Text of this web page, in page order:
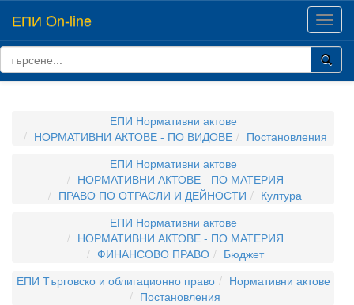
ЕПИ On-line
ЕПИ Нормативни актове
НОРМАТИВНИ АКТОВЕ - ПО ВИДОВЕ
Постановления
ЕПИ Нормативни актове
НОРМАТИВНИ АКТОВЕ - ПО МАТЕРИЯ
ПРАВО ПО ОТРАСЛИ И ДЕЙНОСТИ
Култура
ЕПИ Нормативни актове
НОРМАТИВНИ АКТОВЕ - ПО МАТЕРИЯ
ФИНАНСОВО ПРАВО
Бюджет
ЕПИ Търговско и облигационно право
Нормативни актове
Постановления